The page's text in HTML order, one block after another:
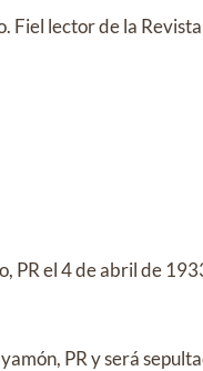
Fiel lector de la
PR el 4 de abril de
PR y será